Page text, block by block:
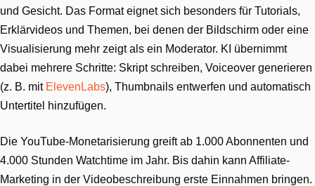
und Gesicht. Das Format eignet sich besonders für Tutorials,
Erklärvideos und Themen, bei denen der Bildschirm oder eine
Visualisierung mehr zeigt als ein Moderator. KI übernimmt
dabei mehrere Schritte: Skript schreiben, Voiceover generieren
(z. B. mit ElevenLabs), Thumbnails entwerfen und automatisch
Untertitel hinzufügen.
Die YouTube-Monetarisierung greift ab 1.000 Abonnenten und
4.000 Stunden Watchtime im Jahr. Bis dahin kann Affiliate-
Marketing in der Videobeschreibung erste Einnahmen bringen.